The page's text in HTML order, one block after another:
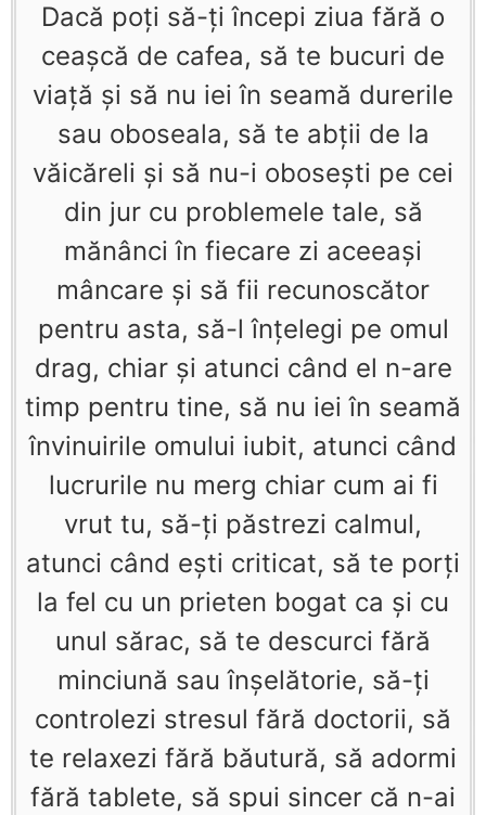
Dacă poţi să-ţi începi ziua fără o
ceaşcă de cafea, să te bucuri de
viaţă şi să nu iei în seamă durerile
sau oboseala, să te abţii de la
văicăreli şi să nu-i oboseşti pe cei
din jur cu problemele tale, să
mănânci în fiecare zi aceeaşi
mâncare şi să fii recunoscător
pentru asta, să-l înţelegi pe omul
drag, chiar şi atunci când el n-are
timp pentru tine, să nu iei în seamă
învinuirile omului iubit, atunci când
lucrurile nu merg chiar cum ai fi
vrut tu, să-ţi păstrezi calmul,
atunci când eşti criticat, să te porţi
la fel cu un prieten bogat ca şi cu
unul sărac, să te descurci fără
minciună sau înşelătorie, să-ţi
controlezi stresul fără doctorii, să
te relaxezi fără băutură, să adormi
fără tablete, să spui sincer că n-ai